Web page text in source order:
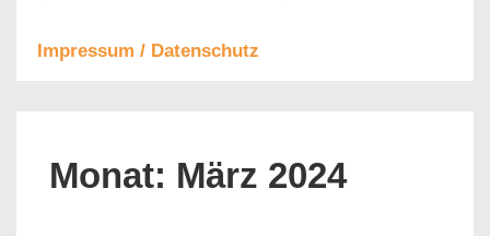
Impressum / Datenschutz
Monat: März 2024